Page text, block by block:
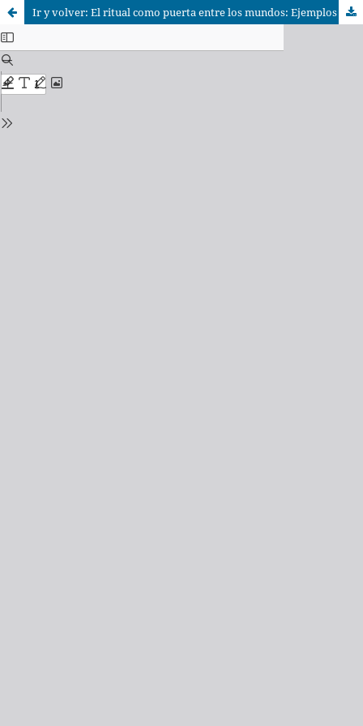
Ir y volver: El ritual como puerta entre los mundos: Ejemplos en el Shamanismo Amazónico